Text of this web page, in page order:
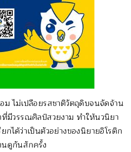
ม ไม่เปลือยรสชาติวัตถุดิบจนจัดจ้าน
มีวรรณศิลป์สวยงาม ทำให้นวนิยา
กได้ว่าเป็นตัวอย่างของนิยายอิโรติก
ดูกันสักครั้ง